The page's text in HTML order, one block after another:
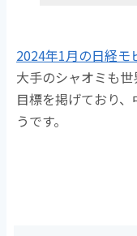
2024年1月の日経モ
大手のシャオミも
目標を掲げており
うです。